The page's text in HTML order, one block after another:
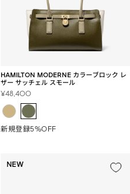
HAMILTON MODERNE カラーブロック レ
ザー サッチェル スモール
セ
ル
格
¥48,400
新規登録5%OFF
NEW